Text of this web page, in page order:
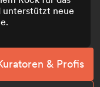
unterstützt neue
& Profis